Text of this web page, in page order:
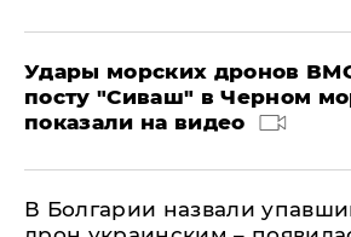
Удары морских дронов
посту "Сиваш" в Черном
показали на видео
В Болгарии назвали